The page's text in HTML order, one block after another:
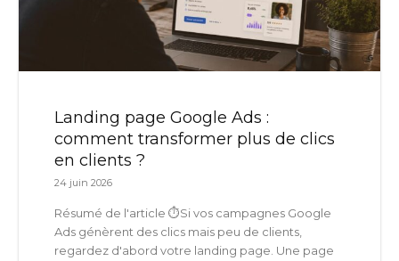
Landing page Google Ads :
comment transformer plus de clics
en clients ?
24 juin 2026
Résumé de l'article ⏱️Si vos campagnes Google
Ads génèrent des clics mais peu de clients,
regardez d'abord votre landing page. Une page